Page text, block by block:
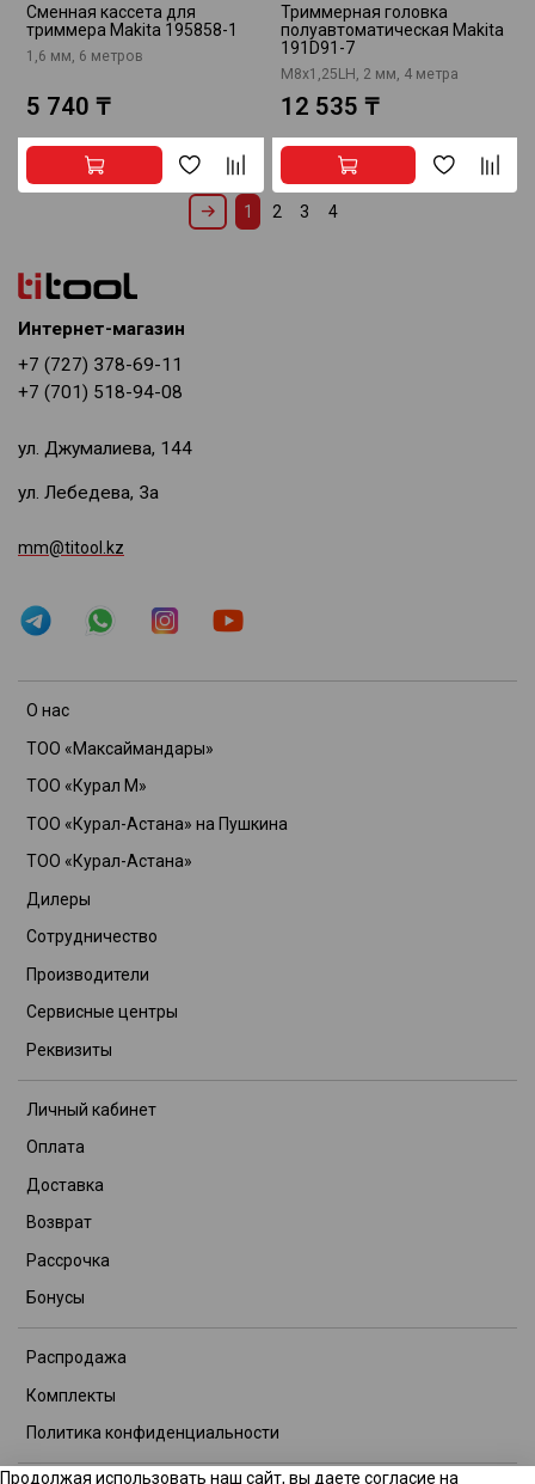
Сменная кассета для
триммера Makita 195858-1
1,6 мм, 6 метров
5 740 ₸
Триммерная головка
полуавтоматическая Makita
191D91-7
M8x1,25LH, 2 мм, 4 метра
12 535 ₸
1 2 3 4
О нас
ТОО «Максаймандары»
ТОО «Курал М»
ТОО «Курал-Астана» на Пушкина
ТОО «Курал-Астана»
Дилеры
Сотрудничество
Производители
Сервисные центры
Реквизиты
Личный кабинет
Оплата
Доставка
Возврат
Рассрочка
Бонусы
Распродажа
Комплекты
Политика конфиденциальности
Интернет-магазин
+7 (727) 378-69-11
+7 (701) 518-94-08
ул. Джумалиева, 144
ул. Лебедева, 3а
mm@titool.kz
Продолжая использовать наш сайт, вы даете согласие на